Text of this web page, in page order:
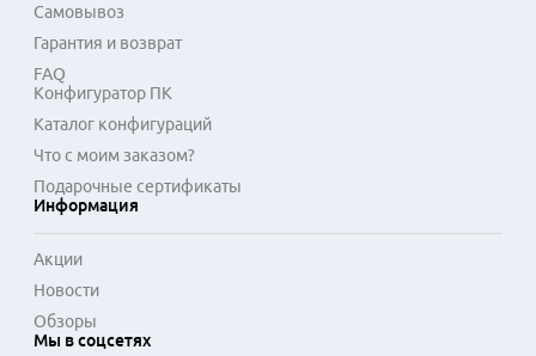
Самовывоз
Гарантия и возврат
FAQ
Конфигуратор ПК
Каталог конфигураций
Что с моим заказом?
Подарочные сертификаты
Информация
Акции
Новости
Обзоры
Мы в соцсетях